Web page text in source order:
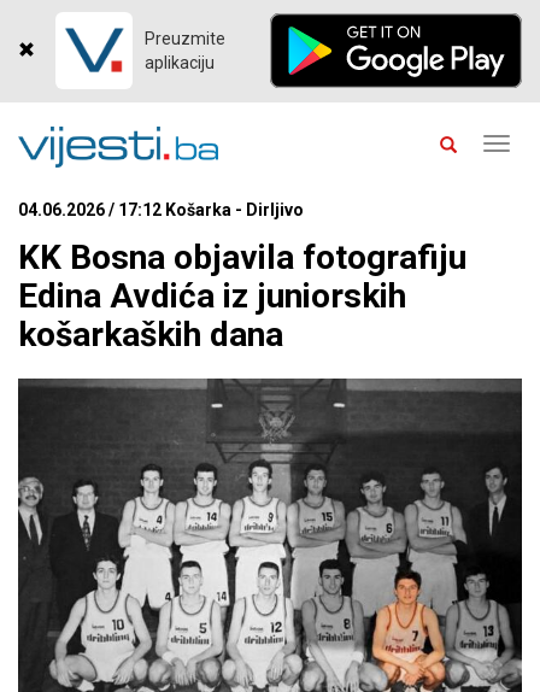
Preuzmite
aplikaciju
04.06.2026 / 17:12 Košarka - Dirljivo
KK Bosna objavila fotografiju
Edina Avdića iz juniorskih
košarkaških dana